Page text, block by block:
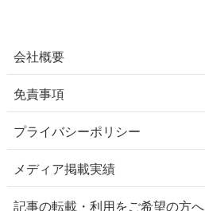
会社概要
免責事項
プライバシーポリシー
メディア掲載実績
記事の転載・利用をご希望の方へ